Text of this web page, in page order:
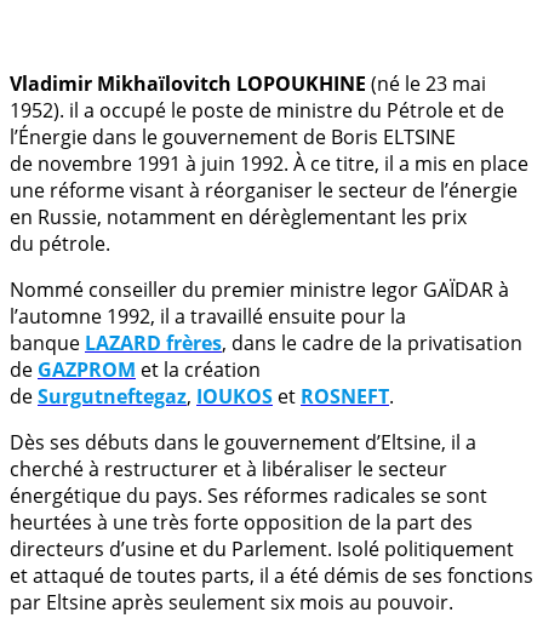
Vladimir Mikhaïlovitch LOPOUKHINE (né le 23 mai
1952). il a occupé le poste de ministre du Pétrole et de
l’Énergie dans le gouvernement de Boris ELTSINE
de novembre 1991 à juin 1992. À ce titre, il a mis en place
une réforme visant à réorganiser le secteur de l’énergie
en Russie, notamment en dérèglementant les prix
du pétrole.
Nommé conseiller du premier ministre Iegor GAÏDAR à
l’automne 1992, il a travaillé ensuite pour la
banque LAZARD frères, dans le cadre de la privatisation
de GAZPROM et la création
deSurgutneftegaz, IOUKOS et ROSNEFT.
Dès ses débuts dans le gouvernement d’Eltsine, il a
cherché à restructurer et à libéraliser le secteur
énergétique du pays. Ses réformes radicales se sont
heurtées à une très forte opposition de la part des
directeurs d’usine et du Parlement. Isolé politiquement
et attaqué de toutes parts, il a été démis de ses fonctions
par Eltsine après seulement six mois au pouvoir.